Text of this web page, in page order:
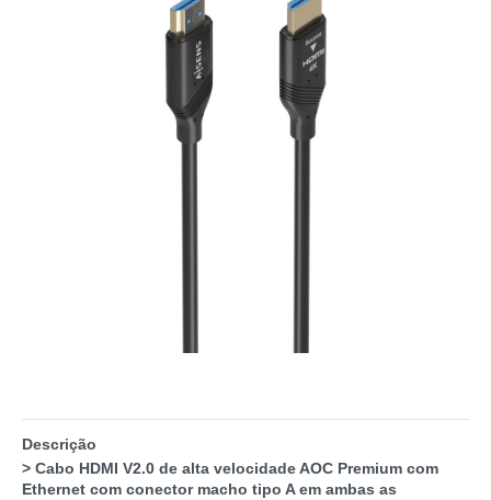
Descrição
> Cabo HDMI V2.0 de alta velocidade AOC Premium com
Ethernet com conector macho tipo A em ambas as